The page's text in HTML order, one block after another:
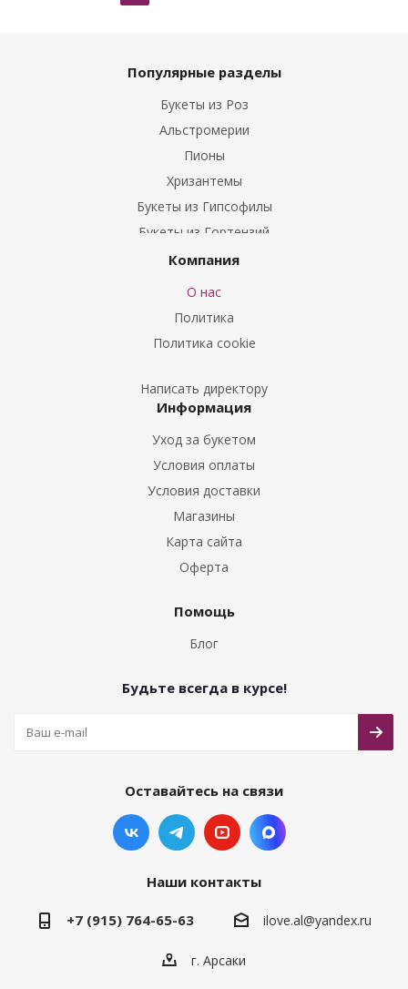
Популярные разделы
Букеты из Роз
Альстромерии
Пионы
Хризантемы
Букеты из Гипсофилы
Букеты из Гортензий
Букеты из Ирисов
Букеты из Эустом
Букеты из Гладиолусов
Букеты из Тюльпанов
Компания
О нас
Политика
Политика cookie
Написать директору
Информация
Уход за букетом
Условия оплаты
Условия доставки
Магазины
Карта сайта
Оферта
Помощь
Блог
Будьте всегда в курсе!
Оставайтесь на связи
Наши контакты
+7 (915) 764-65-63 ilove.al@yandex.ru
г. Арсаки